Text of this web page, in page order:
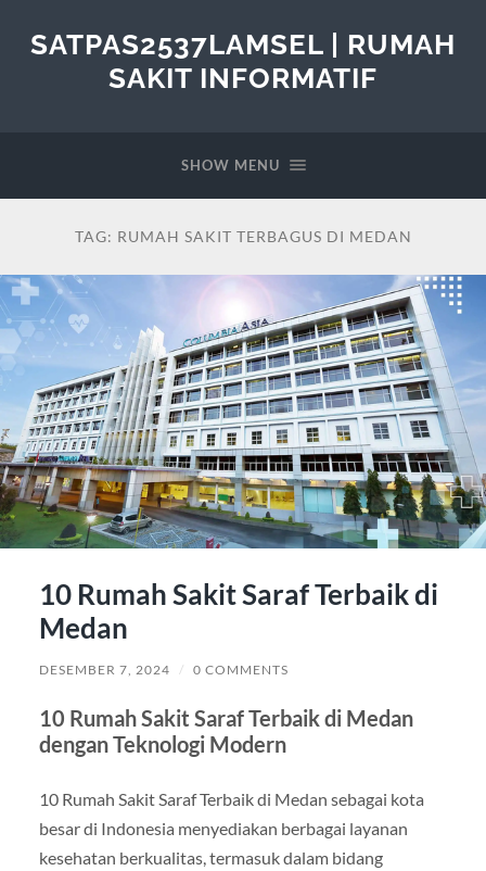
SATPAS2537LAMSEL | RUMAH
SAKIT INFORMATIF
SHOW MENU
TAG: RUMAH SAKIT TERBAGUS DI MEDAN
10 Rumah Sakit Saraf Terbaik di
Medan
DESEMBER 7, 2024 / 0 COMMENTS
10 Rumah Sakit Saraf Terbaik di Medan
dengan Teknologi Modern
10 Rumah Sakit Saraf Terbaik di Medan sebagai kota
besar di Indonesia menyediakan berbagai layanan
kesehatan berkualitas, termasuk dalam bidang